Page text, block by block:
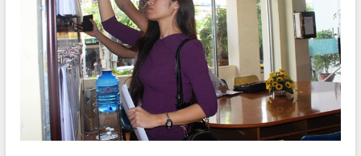
Hội thảo góp ý hồ sơ điều chỉnh quy
hoạch tỉnh Đắk Lắk thời kỳ 2021-2030,
tầm nhìn đến năm 2050
Nâng cao hiệu quả hoạt động của các
doanh nghiệp nhà nước
Hội nghị triển khai kết nối mạng
truyền số liệu chuyên dùng phục vụ cơ
quan Đảng, Nhà nước